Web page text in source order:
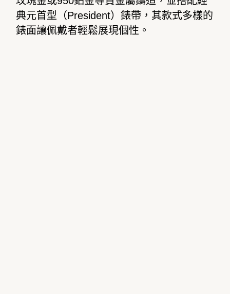
典元首型（President）錶帶，其款式多樣的
錶面讓佩戴者輕鬆展現個性。